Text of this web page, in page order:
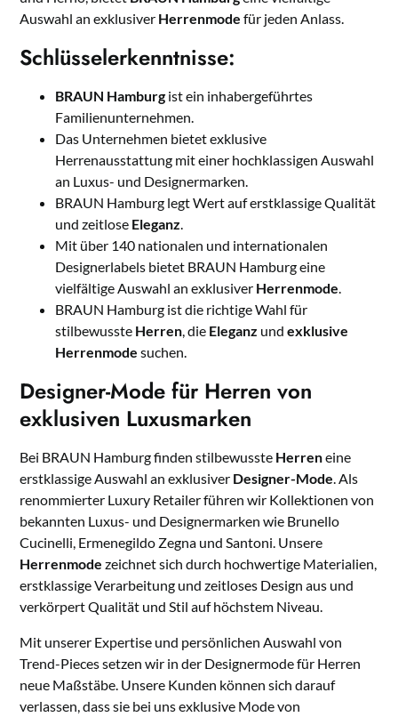
Auswahl an exklusiver Herrenmode für jeden Anlass.
Schlüsselerkenntnisse:
BRAUN Hamburg ist ein inhabergeführtes
Familienunternehmen.
Das Unternehmen bietet exklusive
Herrenausstattung mit einer hochklassigen Auswahl
an Luxus- und Designermarken.
BRAUN Hamburg legt Wert auf erstklassige Qualität
und zeitlose Eleganz.
Mit über 140 nationalen und internationalen
Designerlabels bietet BRAUN Hamburg eine
vielfältige Auswahl an exklusiver Herrenmode.
BRAUN Hamburg ist die richtige Wahl für
stilbewusste Herren, die Eleganz undexklusive
Herrenmode suchen.
Designer-Mode für Herren von
exklusiven Luxusmarken
Bei BRAUN Hamburg finden stilbewusste Herreneine
erstklassige Auswahl an exklusiver Designer-Mode. Als
renommierter Luxury Retailer führen wir Kollektionen von
bekannten Luxus- und Designermarken wie Brunello
Cucinelli, Ermenegildo Zegna und Santoni. Unsere
Herrenmode zeichnet sich durch hochwertige Materialien,
erstklassige Verarbeitung und zeitloses Design aus und
verkörpert Qualität und Stil auf höchstem Niveau.
Mit unserer Expertise und persönlichen Auswahl von
Trend-Pieces setzen wir in der Designermode für Herren
neue Maßstäbe. Unsere Kunden können sich darauf
verlassen, dass sie bei uns exklusive Mode von